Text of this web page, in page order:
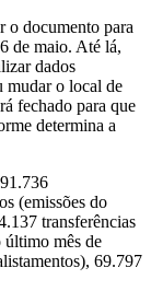
o documento para
de maio. Até lá,
dados
mudar o local de
fechado para que
determina a
(emissões do
transferências
último mês de
69.797